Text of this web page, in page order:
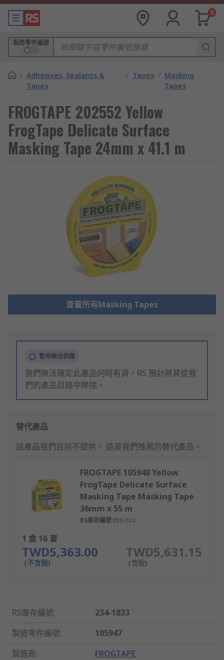
0
製造零件編號
/ Adhesives, Sealants &
Tapes
/ Tapes / Masking
Tapes
FROGTAPE 202552 Yellow
FrogTape Delicate Surface
Masking Tape 24mm x 41.1 m
查看所有Masking Tapes
暫時無法供應
我們無法確定此產品何時有貨，RS 預計將其從我
們的產品目錄中移除。
替代產品
該產品我們目前不提供。 這是我們推薦的替代產品。
FROGTAPE 105948 Yellow
FrogTape Delicate Surface
Masking Tape Masking Tape
36mm x 55 m
RS庫存編號858-024
1 盒 16 套
TWD5,363.00
(不含稅)
TWD5,631.15
(含稅)
RS庫存編號:
234-1833
製造零件編號:
105947
製造商: FROGTAPE